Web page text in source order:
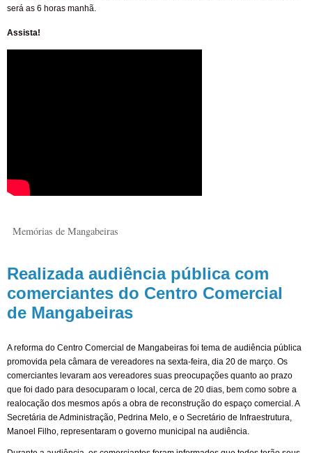
será as 6 horas manhã.
Assista!
Memórias de Mangabeiras
Realizada audiência pública com
comerciantes do Centro Comercial
de Mangabeiras
A reforma do Centro Comercial de Mangabeiras foi tema de audiência pública
promovida pela câmara de vereadores na sexta-feira, dia 20 de março. Os
comerciantes levaram aos vereadores suas preocupações quanto ao prazo
que foi dado para desocuparam o local, cerca de 20 dias, bem como sobre a
realocação dos mesmos após a obra de reconstrução do espaço comercial. A
Secretária de Administração, Pedrina Melo, e o Secretário de Infraestrutura,
Manoel Filho, representaram o governo municipal na audiência.